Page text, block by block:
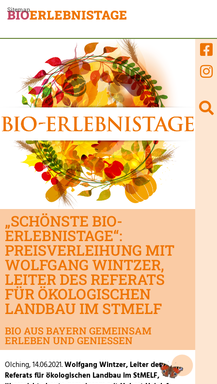
Bitte
beachten
dass
Zugänglichkeitssystem
verwendet.
Sitemap
„SCHÖNSTE BIO-
ERLEBNISTAGE“:
PREISVERLEIHUNG MIT
WOLFGANG WINTZER,
LEITER DES REFERATS
FÜR ÖKOLOGISCHEN
LANDBAU IM STMELF
BIO AUS BAYERN GEMEINSAM
ERLEBEN UND GENIESSEN
Olching, 14.06.2021.Wolfgang Wintzer, Leiter des
Referats für ökologischen Landbau im StMELF,